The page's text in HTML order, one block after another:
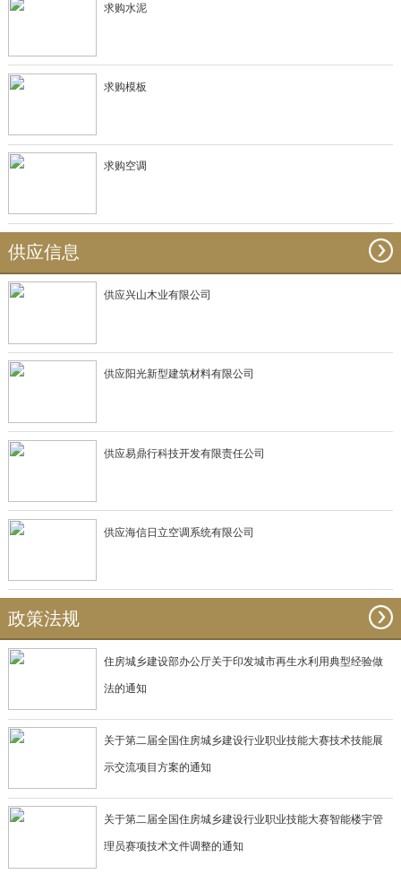
求购水泥
求购模板
求购空调
供应信息
供应兴山木业有限公司
供应阳光新型建筑材料有限公司
供应易鼎行科技开发有限责任公司
供应海信日立空调系统有限公司
政策法规
住房城乡建设部办公厅关于印发城市再生水利用典型经验做
法的通知
关于第二届全国住房城乡建设行业职业技能大赛技术技能展
示交流项目方案的通知
关于第二届全国住房城乡建设行业职业技能大赛智能楼宇管
理员赛项技术文件调整的通知